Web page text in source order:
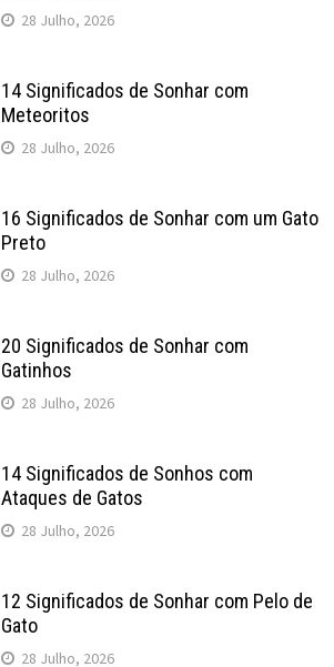
28 Julho, 2026
14 Significados de Sonhar com
Meteoritos
28 Julho, 2026
16 Significados de Sonhar com um Gato
Preto
28 Julho, 2026
20 Significados de Sonhar com
Gatinhos
28 Julho, 2026
14 Significados de Sonhos com
Ataques de Gatos
28 Julho, 2026
12 Significados de Sonhar com Pelo de
Gato
28 Julho, 2026